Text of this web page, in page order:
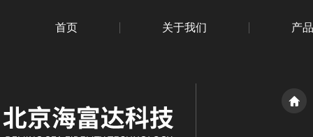
首页 关于我们 产